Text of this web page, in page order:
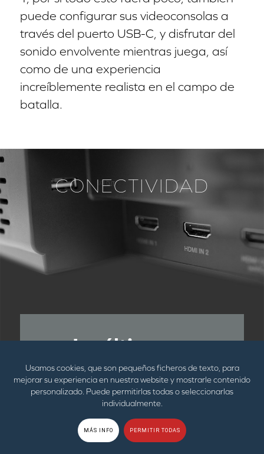
Usamos cookies, que son pequeños ficheros de texto, para
mejorar su experiencia en nuestra website y mostrarle contenido
personalizado. Puede permitirlas todas o seleccionarlas
individualmente.
MÁS INFO PERMITIR TODAS
puede configurar sus videoconsolas a
través del puerto USB-C, y disfrutar del
sonido envolvente mientras juega, así
como de una experiencia
increíblemente realista en el campo de
batalla.
CONECTIVIDAD
Lo último en
tecnología HDMI
eARC, y mucho más
La nueva SXFI CARRIER cuenta con
un amplio abanico de opciones de